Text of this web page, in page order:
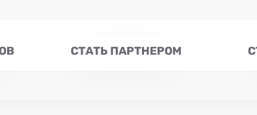
СТАТЬ ПАРТНЕРОМ